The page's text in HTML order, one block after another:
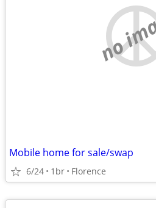
no
Mobile home for sale/swap
6/24 1br Florence